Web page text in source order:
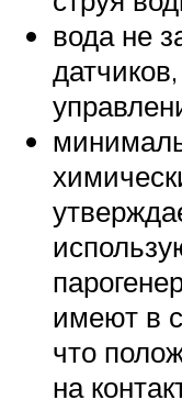
вода не
имеют в
что
на